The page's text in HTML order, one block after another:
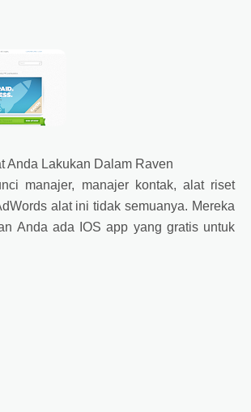
Anda Lakukan Dalam Raven
manajer, manajer kontak, alat riset
alat ini tidak semuanya. Mereka
Anda ada IOS app yang gratis untuk